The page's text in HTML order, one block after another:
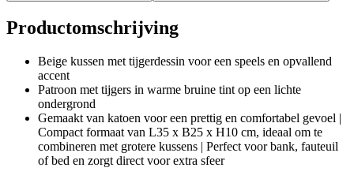
Productomschrijving
Beige kussen met tijgerdessin voor een speels en opvallend
accent
Patroon met tijgers in warme bruine tint op een lichte
ondergrond
Gemaakt van katoen voor een prettig en comfortabel gevoel |
Compact formaat van L35 x B25 x H10 cm, ideaal om te
combineren met grotere kussens | Perfect voor bank, fauteuil
of bed en zorgt direct voor extra sfeer